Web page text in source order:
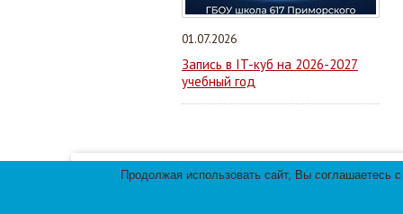
01.07.2026
Запись в IT-куб на 2026-2027
учебный год
Продолжая использовать сайт, Вы соглашаетесь
Мы используем файлы cookies для